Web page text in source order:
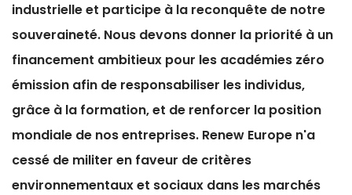
industrielle et participe à la reconquête de notre
souveraineté. Nous devons donner la priorité à un
financement ambitieux pour les académies zéro
émission afin de responsabiliser les individus,
grâce à la formation, et de renforcer la position
mondiale de nos entreprises. Renew Europe n'a
cessé de militer en faveur de critères
environnementaux et sociaux dans les marchés